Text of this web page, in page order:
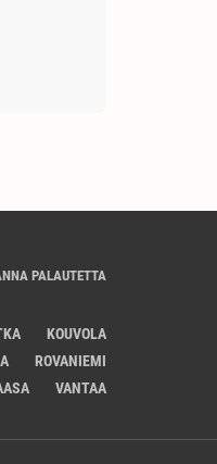
PALAUTETTA
KOUVOLA
ROVANIEMI
VANTAA